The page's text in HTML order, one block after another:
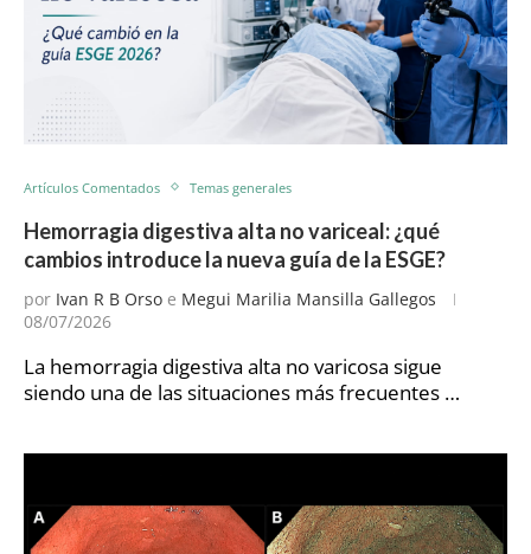
Artículos Comentados Temas generales
Hemorragia digestiva alta no variceal: ¿qué
cambios introduce la nueva guía de la ESGE?
por Ivan R B Orso e Megui Marilia Mansilla Gallegos
08/07/2026
La hemorragia digestiva alta no varicosa sigue
siendo una de las situaciones más frecuentes …